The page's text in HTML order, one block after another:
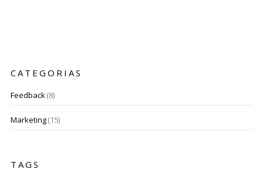
CATEGORIAS
Feedback(8)
Marketing(15)
TAGS